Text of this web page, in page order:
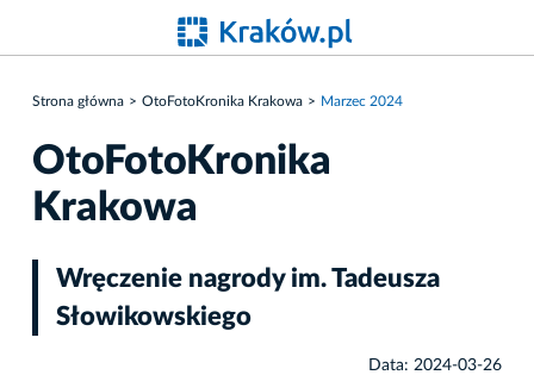
Strona główna OtoFotoKronika Krakowa Marzec 2024
OtoFotoKronika
Krakowa
Wręczenie nagrody im. Tadeusza
Słowikowskiego
Data: 2024-03-26